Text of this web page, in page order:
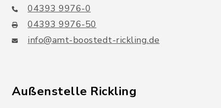
04393 9976-0
04393 9976-50
info@amt-boostedt-rickling.de
Außenstelle Rickling